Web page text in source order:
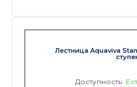
Лестница Aquaviva
Доступность: